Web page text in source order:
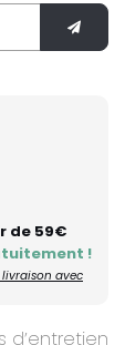
de 59€
!
avec
d’entretien